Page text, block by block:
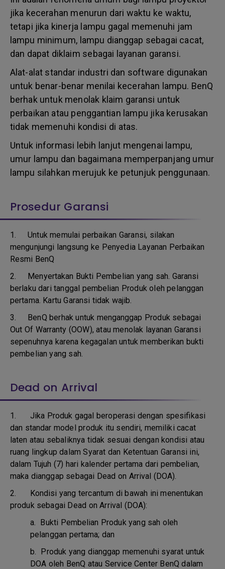
jika kecerahan menurun dari waktu ke waktu,
tetapi jika kinerja lampu gagal memenuhi jam
lampu minimum, lampu dianggap sebagai cacat,
dan dapat diklaim sebagai layanan garansi.
Alat-alat standar industri dan software digunakan
untuk benar-benar menilai kecerahan lampu. BenQ
berhak untuk menolak klaim garansi untuk
perbaikan atau penggantian lampu jika kerusakan
tidak memenuhi kondisi di atas.
Untuk informasi lebih lanjut mengenai lampu,
umur lampu dan bagaimana memperpanjang umur
lampu silahkan merujuk ke petunjuk penggunaan.
Prosedur Garansi
1.Untuk memulai perbaikan Garansi, silakan
mengunjungi langsung ke Penyedia Layanan Perbaikan
Resmi BenQ
2. Menyertakan Bukti Pembelian yang sah. Garansi
berlaku dari tanggal pembelian Produk oleh pelanggan
pertama. Kartu Garansi tidak wajib.
3. BenQ berhak untuk menganggap Produk sebagai
Out Of Warranty (OOW), atau menolak layanan Garansi
sepenuhnya karena kegagalan untuk memberikan bukti
pembelian yang sah.
Dead on Arrival
1. Jika Produk gagal beroperasi dengan spesifikasi
dan standar model produk itu sendiri, memiliki cacat
laten atau sebaliknya tidak sesuai dengan kondisi atau
ruang lingkup dalam Syarat dan Ketentuan Garansi ini,
dalam Tujuh (7) hari kalender pertama dari pembelian,
maka dianggap sebagai Dead on Arrival (DOA).
2. Kondisi yang tercantum di bawah ini menentukan
produk sebagai Dead on Arrival (DOA):
a. Bukti Pembelian Produk yang sah oleh
pelanggan pertama; dan
b. Produk yang dianggap memenuhi syarat untuk
DOA oleh BenQ atau Service Center BenQ dalam